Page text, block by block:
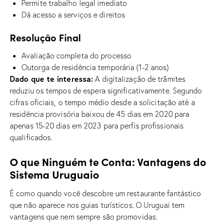
Permite trabalho legal imediato
Dá acesso a serviços e direitos
Resolução Final
Avaliação completa do processo
Outorga de residência temporária (1-2 anos)
Dado que te interessa: A digitalização de trâmites
reduziu os tempos de espera significativamente. Segundo
cifras oficiais, o tempo médio desde a solicitação até a
residência provisória baixou de 45 dias em 2020 para
apenas 15-20 dias em 2023 para perfis profissionais
qualificados.
O que Ninguém te Conta: Vantagens do
Sistema Uruguaio
É como quando você descobre um restaurante fantástico
que não aparece nos guias turísticos. O Uruguai tem
vantagens que nem sempre são promovidas: